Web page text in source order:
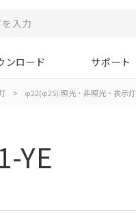
ンロード サポート
> φ22(φ25):照光・非照光・表示灯
YE